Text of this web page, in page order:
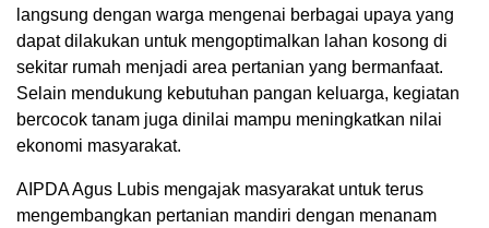
langsung dengan warga mengenai berbagai upaya yang
dapat dilakukan untuk mengoptimalkan lahan kosong di
sekitar rumah menjadi area pertanian yang bermanfaat.
Selain mendukung kebutuhan pangan keluarga, kegiatan
bercocok tanam juga dinilai mampu meningkatkan nilai
ekonomi masyarakat.
AIPDA Agus Lubis mengajak masyarakat untuk terus
mengembangkan pertanian mandiri dengan menanam